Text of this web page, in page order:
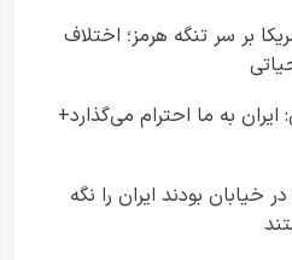
بر سر تنگه هرمز؛ اختلاف
ایران به ما احترام می‌گذارد+
خیابان بودند ایران را نگه